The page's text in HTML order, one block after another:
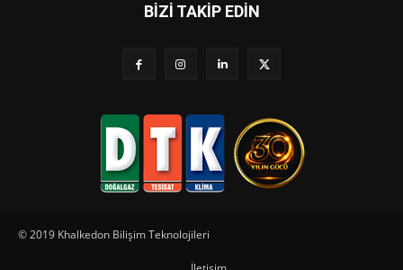
BİZİ TAKİP EDİN
© 2019 Khalkedon Bilişim Teknolojileri